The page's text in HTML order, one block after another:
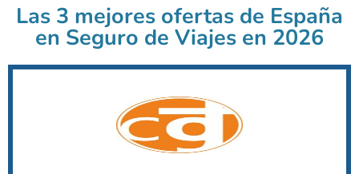
Las 3 mejores ofertas de España
en Seguro de Viajes en 2026